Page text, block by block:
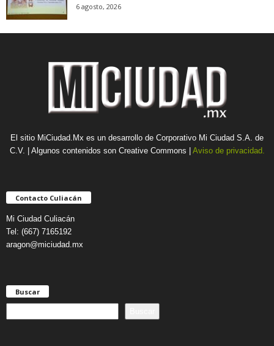
6 agosto, 2026
El sitio MiCiudad.Mx es un desarrollo de Corporativo Mi Ciudad S.A. de
C.V. | Algunos contenidos son Creative Commons | Aviso de privacidad.
Contacto Culiacán
Mi Ciudad Culiacán
Tel: (667) 7165192
aragon@miciudad.mx
Buscar
u